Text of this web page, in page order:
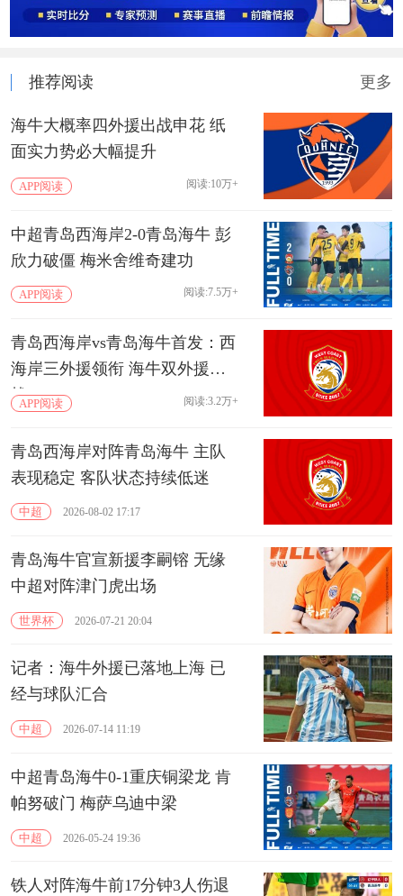
推荐阅读 更多
海牛大概率四外援出战申花 纸
面实力势必大幅提升
APP阅读 阅读:10万+
中超青岛西海岸2-0青岛海牛 彭
欣力破僵 梅米舍维奇建功
APP阅读 阅读:7.5万+
青岛西海岸vs青岛海牛首发：西
海岸三外援领衔 海牛双外援出
战APP阅读 阅读:3.2万+
青岛西海岸对阵青岛海牛 主队
表现稳定 客队状态持续低迷
中超 2026-08-02 17:17
青岛海牛官宣新援李嗣镕 无缘
中超对阵津门虎出场
世界杯 2026-07-21 20:04
记者：海牛外援已落地上海 已
经与球队汇合
中超 2026-07-14 11:19
中超青岛海牛0-1重庆铜梁龙 肯
帕努破门 梅萨乌迪中梁
中超 2026-05-24 19:36
铁人对阵海牛前17分钟3人伤退